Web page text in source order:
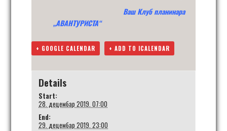
Ваш Клуб планинара
„АВАНТУРИСТА“
+ GOOGLE CALENDAR + ADD TO ICALENDAR
Details
Start:
28. децембар 2019. 07:00
End:
29. децембар 2019. 23:00